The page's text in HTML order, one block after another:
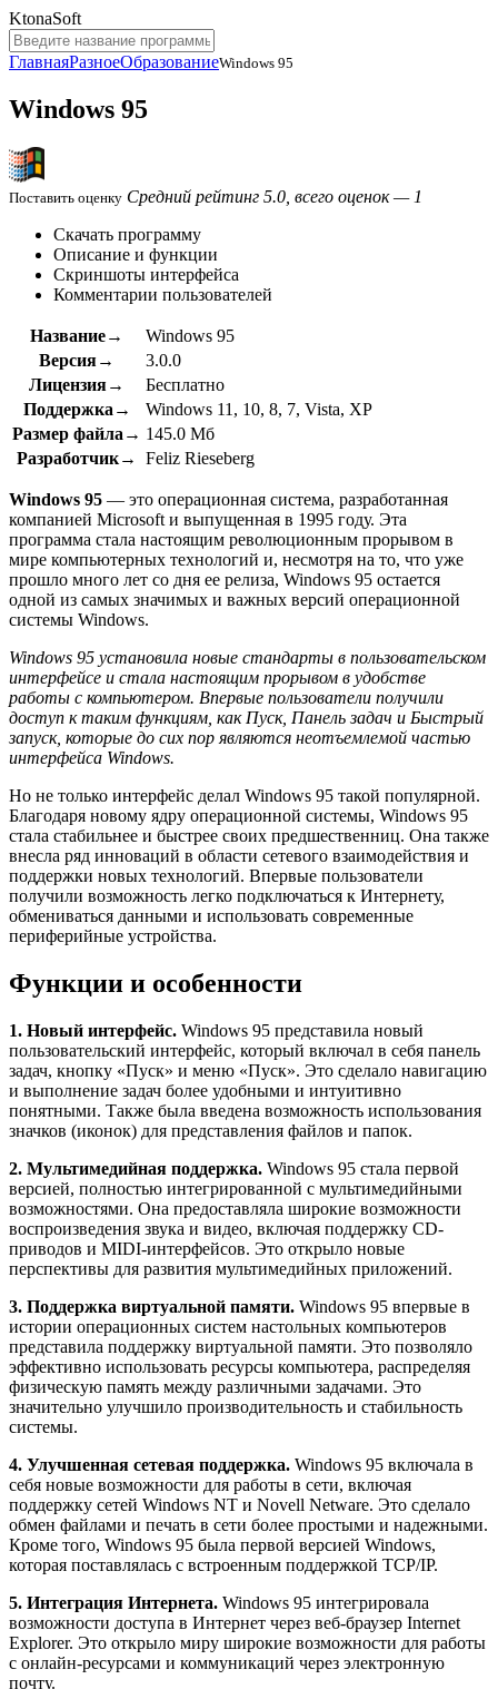
KtonaSoft
ГлавнаяРазноеОбразованиеWindows 95
Windows 95
Поставить оценку Средний рейтинг 5.0, всего оценок — 1
Скачать программу
Описание и функции
Скриншоты интерфейса
Комментарии пользователей
Название→
Windows 95
Версия→
3.0.0
Лицензия→
Бесплатно
Поддержка→
Windows 11, 10, 8, 7, Vista, XP
Размер файла→ 145.0 Мб
Разработчик→
Feliz Rieseberg
Windows 95 — это операционная система, разработанная
компанией Microsoft и выпущенная в 1995 году. Эта
программа стала настоящим революционным прорывом в
мире компьютерных технологий и, несмотря на то, что уже
прошло много лет со дня ее релиза, Windows 95 остается
одной из самых значимых и важных версий операционной
системы Windows.
Windows 95 установила новые стандарты в пользовательском
интерфейсе и стала настоящим прорывом в удобстве
работы с компьютером. Впервые пользователи получили
доступ к таким функциям, как Пуск, Панель задач и Быстрый
запуск, которые до сих пор являются неотъемлемой частью
интерфейса Windows.
Но не только интерфейс делал Windows 95 такой популярной.
Благодаря новому ядру операционной системы, Windows 95
стала стабильнее и быстрее своих предшественниц. Она также
внесла ряд инноваций в области сетевого взаимодействия и
поддержки новых технологий. Впервые пользователи
получили возможность легко подключаться к Интернету,
обмениваться данными и использовать современные
периферийные устройства.
Функции и особенности
1. Новый интерфейс. Windows 95 представила новый
пользовательский интерфейс, который включал в себя панель
задач, кнопку «Пуск» и меню «Пуск». Это сделало навигацию
и выполнение задач более удобными и интуитивно
понятными. Также была введена возможность использования
значков (иконок) для представления файлов и папок.
2. Мультимедийная поддержка. Windows 95 стала первой
версией, полностью интегрированной с мультимедийными
возможностями. Она предоставляла широкие возможности
воспроизведения звука и видео, включая поддержку CD-
приводов и MIDI-интерфейсов. Это открыло новые
перспективы для развития мультимедийных приложений.
3. Поддержка виртуальной памяти. Windows 95 впервые в
истории операционных систем настольных компьютеров
представила поддержку виртуальной памяти. Это позволяло
эффективно использовать ресурсы компьютера, распределяя
физическую память между различными задачами. Это
значительно улучшило производительность и стабильность
системы.
4. Улучшенная сетевая поддержка. Windows 95 включала в
себя новые возможности для работы в сети, включая
поддержку сетей Windows NT и Novell Netware. Это сделало
обмен файлами и печать в сети более простыми и надежными.
Кроме того, Windows 95 была первой версией Windows,
которая поставлялась с встроенным поддержкой TCP/IP.
5. Интеграция Интернета. Windows 95 интегрировала
возможности доступа в Интернет через веб-браузер Internet
Explorer. Это открыло миру широкие возможности для работы
с онлайн-ресурсами и коммуникаций через электронную
почту.